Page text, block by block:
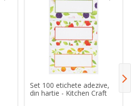
Set 100 etichete adezive,
din hartie - Kitchen Craft